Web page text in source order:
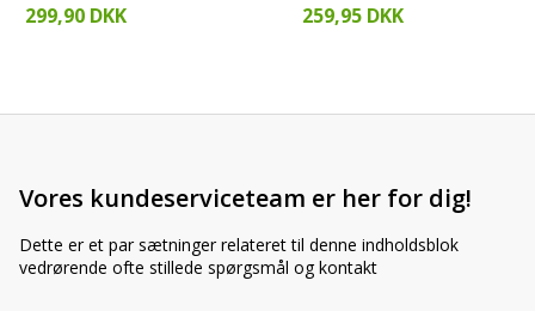
299,90 DKK 259,95 DKK
Vores kundeserviceteam er her for dig!
Dette er et par sætninger relateret til denne indholdsblok
vedrørende ofte stillede spørgsmål og kontakt